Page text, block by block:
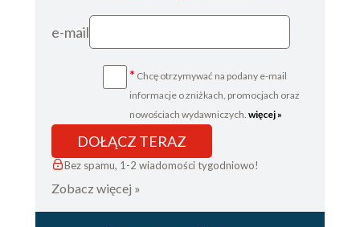
e-mail
* Chcę otrzymywać na podany e-mail
informacje o zniżkach, promocjach oraz
nowościach wydawniczych. więcej »
DOŁĄCZ TERAZ
Bez spamu, 1-2 wiadomości tygodniowo!
Zobacz więcej »